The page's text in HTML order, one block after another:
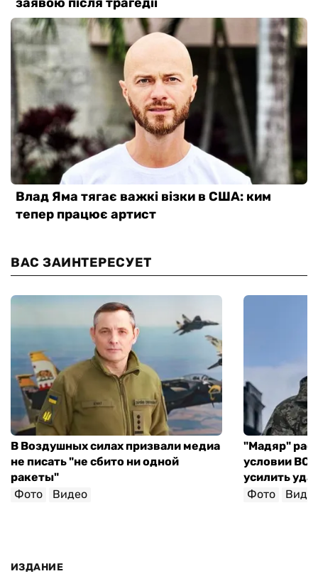
ВАС ЗАИНТЕРЕСУЕТ
В Воздушных силах призвали медиа
не писать "не сбито ни одной
ракеты"
Фото
Видео
"Мадяр"
условии
усилить
Фото
ИЗДАНИЕ